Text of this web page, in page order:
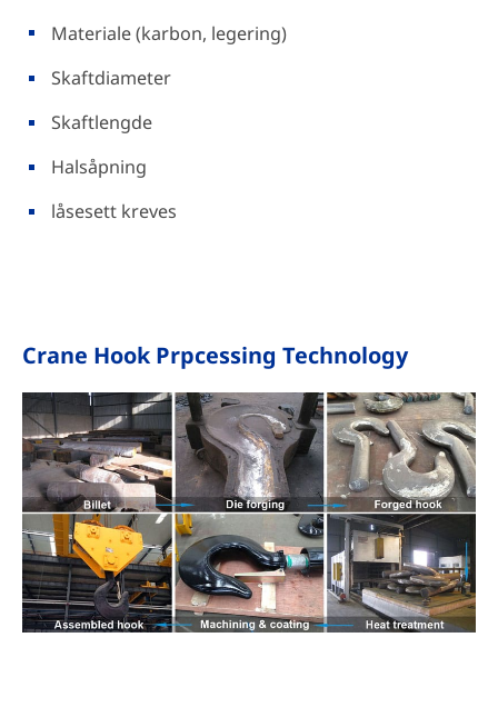
Materiale (karbon, legering)
Skaftdiameter
Skaftlengde
Halsåpning
låsesett kreves
Crane Hook Prpcessing Technology